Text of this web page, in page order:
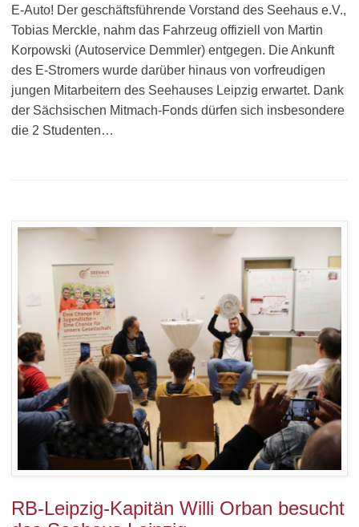
E-Auto! Der geschäftsführende Vorstand des Seehaus e.V.,
Tobias Merckle, nahm das Fahrzeug offiziell von Martin
Korpowski (Autoservice Demmler) entgegen. Die Ankunft
des E-Stromers wurde darüber hinaus von vorfreudigen
jungen Mitarbeitern des Seehauses Leipzig erwartet. Dank
der Sächsischen Mitmach-Fonds dürfen sich insbesondere
die 2 Studenten…
RB-Leipzig-Kapitän Willi Orban besucht